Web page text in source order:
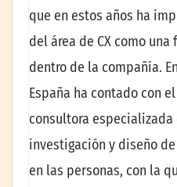
que en estos años ha
del área de CX como
dentro de la compañía.
España ha contado con
consultora especializada
investigación y diseño
en las personas, con la